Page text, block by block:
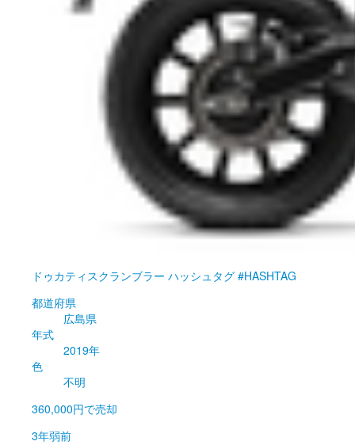
ドゥカティ スクランブラー ハッシュタグ #HASHTAG
都道府県
広島県
年式
2019年
色
不明
360,000円で売却
3年弱前